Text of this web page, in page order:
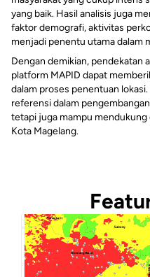
yang baik. Hasil analisis juga
faktor demografi, aktivitas
menjadi penentu utama dalam
Dengan demikian, pendekatan
platform MAPID dapat
dalam proses penentuan
referensi dalam
tetapi juga mampu mendukung
Kota Magelang.